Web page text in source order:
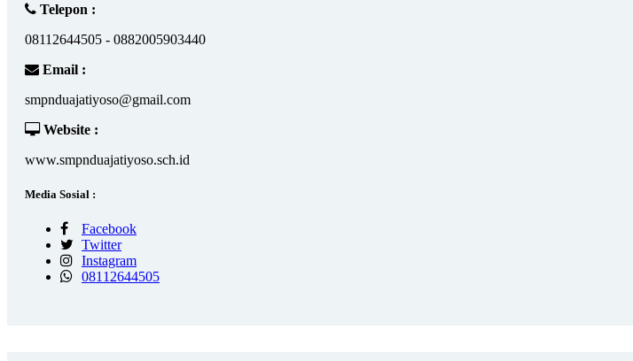
Telepon :
08112644505 - 0882005903440
Email :
smpnduajatiyoso@gmail.com
Website :
www.smpnduajatiyoso.sch.id
Media Sosial :
Facebook
Twitter
Instagram
08112644505